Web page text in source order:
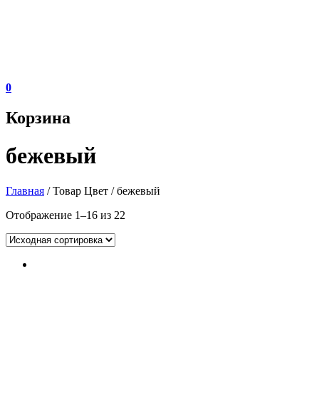
0
Корзина
бежевый
Главная / Товар Цвет / бежевый
Отображение 1–16 из 22